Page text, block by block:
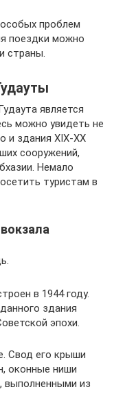
проблем
поездки можно
страны.
является
можно увидеть не
и здания XIX-XX
сооружений,
Немало
туристам в
в 1944 году.
здания
эпохи.
Свод его крыши
оконные ниши
выполненными из